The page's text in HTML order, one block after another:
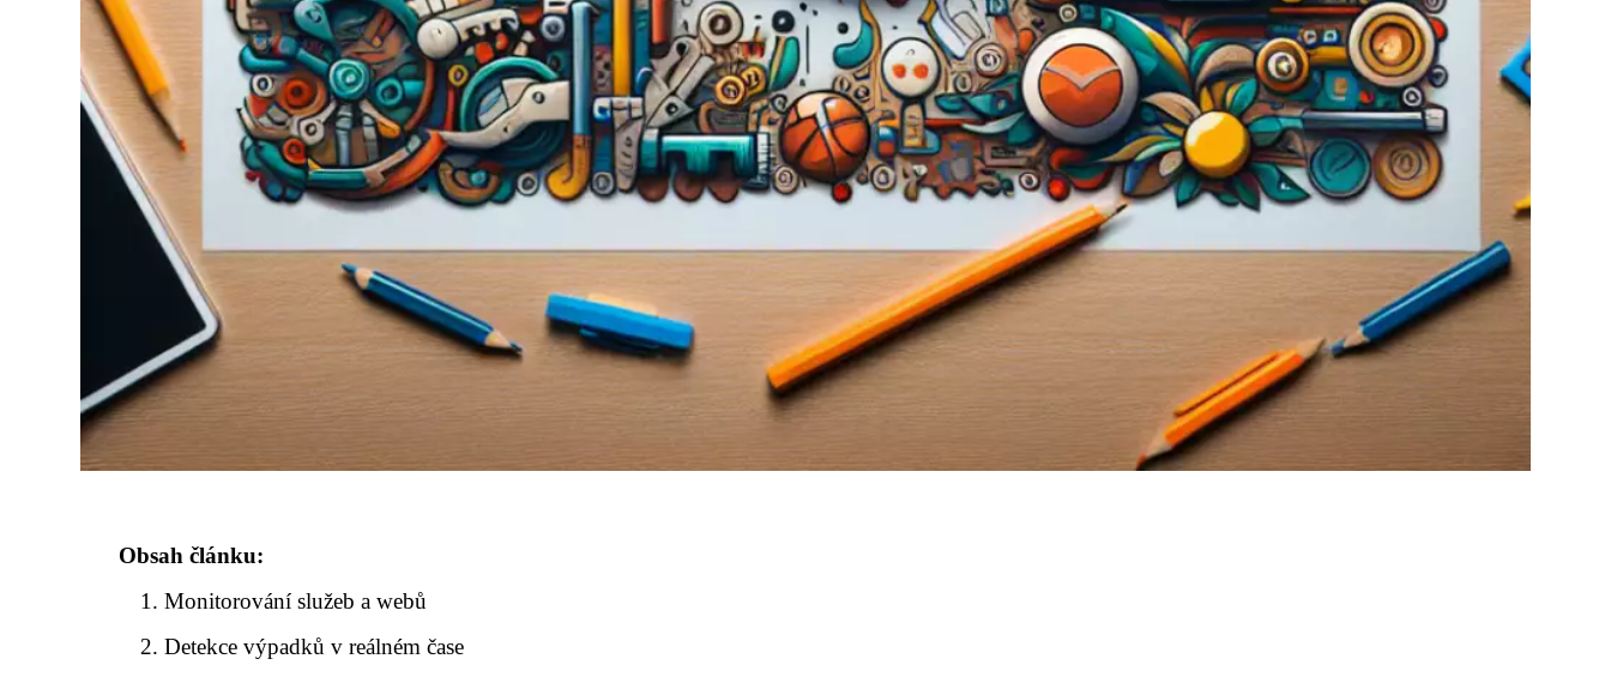
Obsah článku:
Monitorování služeb a webů
Detekce výpadků v reálném čase